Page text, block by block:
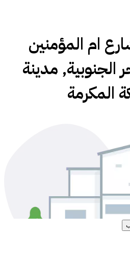
ام المؤمنين
مدينة
المكرمة